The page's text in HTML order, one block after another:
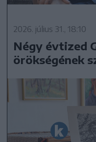
2026. július 31., 18:10
Négy évtized
örökségének